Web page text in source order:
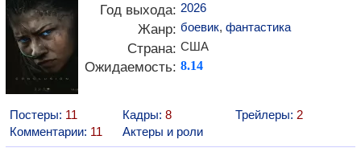
Год выхода: 2026
Жанр: боевик, фантастика
Страна: США
Ожидаемость: 8.14
Постеры: 11 Кадры: 8 Трейлеры: 2
Комментарии: 11 Актеры и роли